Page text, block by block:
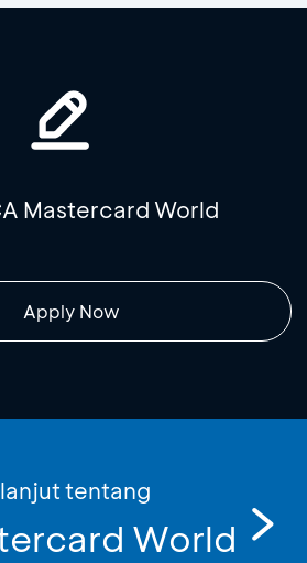
Mastercard World
Apply Now
tentang
World